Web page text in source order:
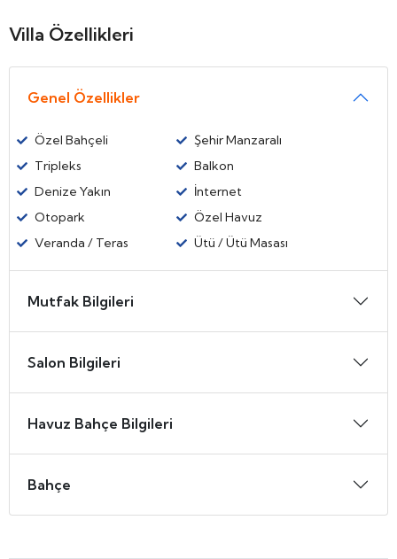
Villa Özellikleri
Genel Özellikler
Özel Bahçeli
Şehir Manzaralı
Tripleks
Balkon
Denize Yakın
İnternet
Otopark
Özel Havuz
Veranda / Teras
Ütü / Ütü Masası
Mutfak Bilgileri
Salon Bilgileri
Havuz Bahçe Bilgileri
Bahçe